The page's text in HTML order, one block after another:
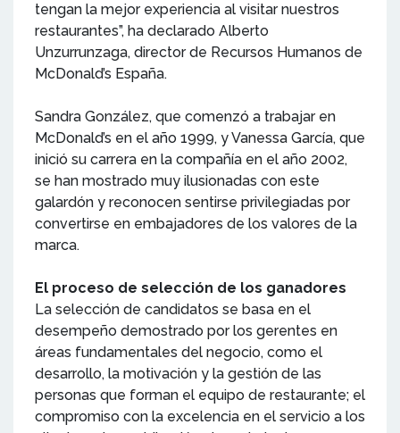
tengan la mejor experiencia al visitar nuestros
restaurantes”, ha declarado Alberto
Unzurrunzaga, director de Recursos Humanos de
McDonald’s España.
Sandra González, que comenzó a trabajar en
McDonald’s en el año 1999, y Vanessa García, que
inició su carrera en la compañía en el año 2002,
se han mostrado muy ilusionadas con este
galardón y reconocen sentirse privilegiadas por
convertirse en embajadores de los valores de la
marca.
El proceso de selección de los ganadores
La selección de candidatos se basa en el
desempeño demostrado por los gerentes en
áreas fundamentales del negocio, como el
desarrollo, la motivación y la gestión de las
personas que forman el equipo de restaurante; el
compromiso con la excelencia en el servicio a los